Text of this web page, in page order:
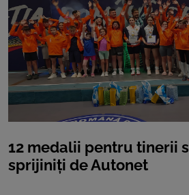
ȘTIRI
CLIENTI
CARIERE
DOCUMENTE
UTILE
CSR
12 medalii pentru tinerii
sprijiniți de Autonet